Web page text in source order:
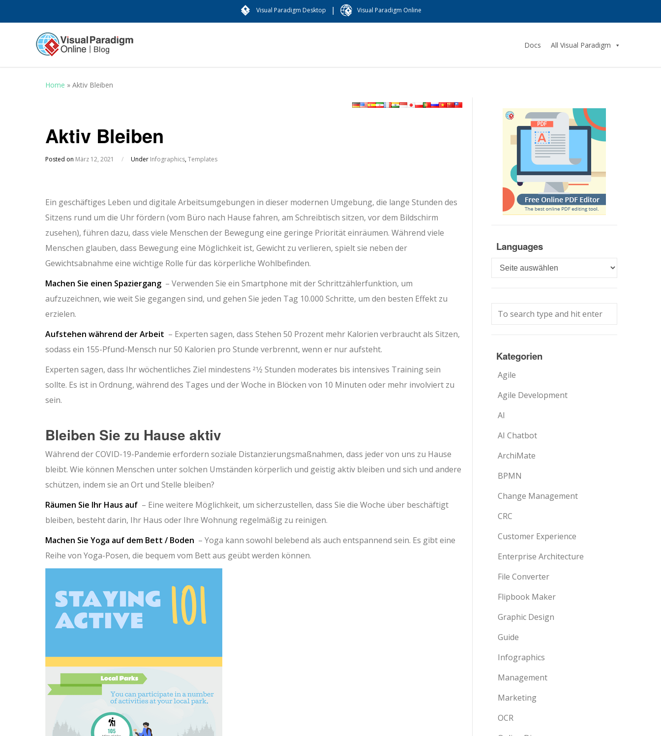
Visual Paradigm Desktop | Visual Paradigm Online
Docs All Visual Paradigm
Home » Aktiv Bleiben
Aktiv Bleiben
Posted on März 12, 2021 / Under Infographics,Templates
Ein geschäftiges Leben und digitale Arbeitsumgebungen in dieser modernen Umgebung, die lange Stunden des
Sitzens rund um die Uhr fördern (vom Büro nach Hause fahren, am Schreibtisch sitzen, vor dem Bildschirm
zusehen), führen dazu, dass viele Menschen der Bewegung eine geringe Priorität einräumen. Während viele
Menschen glauben, dass Bewegung eine Möglichkeit ist, Gewicht zu verlieren, spielt sie neben der
Gewichtsabnahme eine wichtige Rolle für das körperliche Wohlbefinden.
Machen Sie einen Spaziergang – Verwenden Sie ein Smartphone mit der Schrittzählerfunktion, um
aufzuzeichnen, wie weit Sie gegangen sind, und gehen Sie jeden Tag 10.000 Schritte, um den besten Effekt zu
erzielen.
Aufstehen während der Arbeit – Experten sagen, dass Stehen 50 Prozent mehr Kalorien verbraucht als Sitzen,
sodass ein 155-Pfund-Mensch nur 50 Kalorien pro Stunde verbrennt, wenn er nur aufsteht.
Experten sagen, dass Ihr wöchentliches Ziel mindestens 21⁄2 Stunden moderates bis intensives Training sein
sollte. Es ist in Ordnung, während des Tages und der Woche in Blöcken von 10 Minuten oder mehr involviert zu
sein.
Bleiben Sie zu Hause aktiv
Während der COVID-19-Pandemie erfordern soziale Distanzierungsmaßnahmen, dass jeder von uns zu Hause
bleibt. Wie können Menschen unter solchen Umständen körperlich und geistig aktiv bleiben und sich und andere
schützen, indem sie an Ort und Stelle bleiben?
Räumen Sie Ihr Haus auf – Eine weitere Möglichkeit, um sicherzustellen, dass Sie die Woche über beschäftigt
bleiben, besteht darin, Ihr Haus oder Ihre Wohnung regelmäßig zu reinigen.
Machen Sie Yoga auf dem Bett / Boden – Yoga kann sowohl belebend als auch entspannend sein. Es gibt eine
Reihe von Yoga-Posen, die bequem vom Bett aus geübt werden können.
Languages
Languages
Kategorien
Agile
Agile Development
AI
AI Chatbot
ArchiMate
BPMN
Change Management
CRC
Customer Experience
Enterprise Architecture
File Converter
Flipbook Maker
Graphic Design
Guide
Infographics
Management
Marketing
OCR